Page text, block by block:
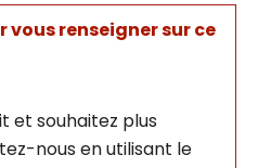
renseigner sur ce
et souhaitez plus
nous en utilisant le